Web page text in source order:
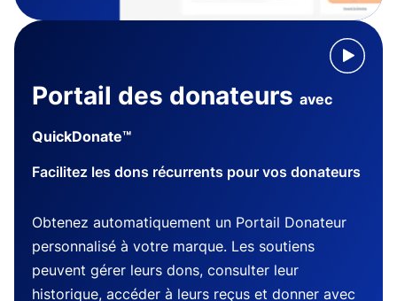
Portail des donateurs avec
QuickDonate™
Facilitez les dons récurrents pour vos donateurs
Obtenez automatiquement un Portail Donateur
personnalisé à votre marque. Les soutiens
peuvent gérer leurs dons, consulter leur
historique, accéder à leurs reçus et donner avec